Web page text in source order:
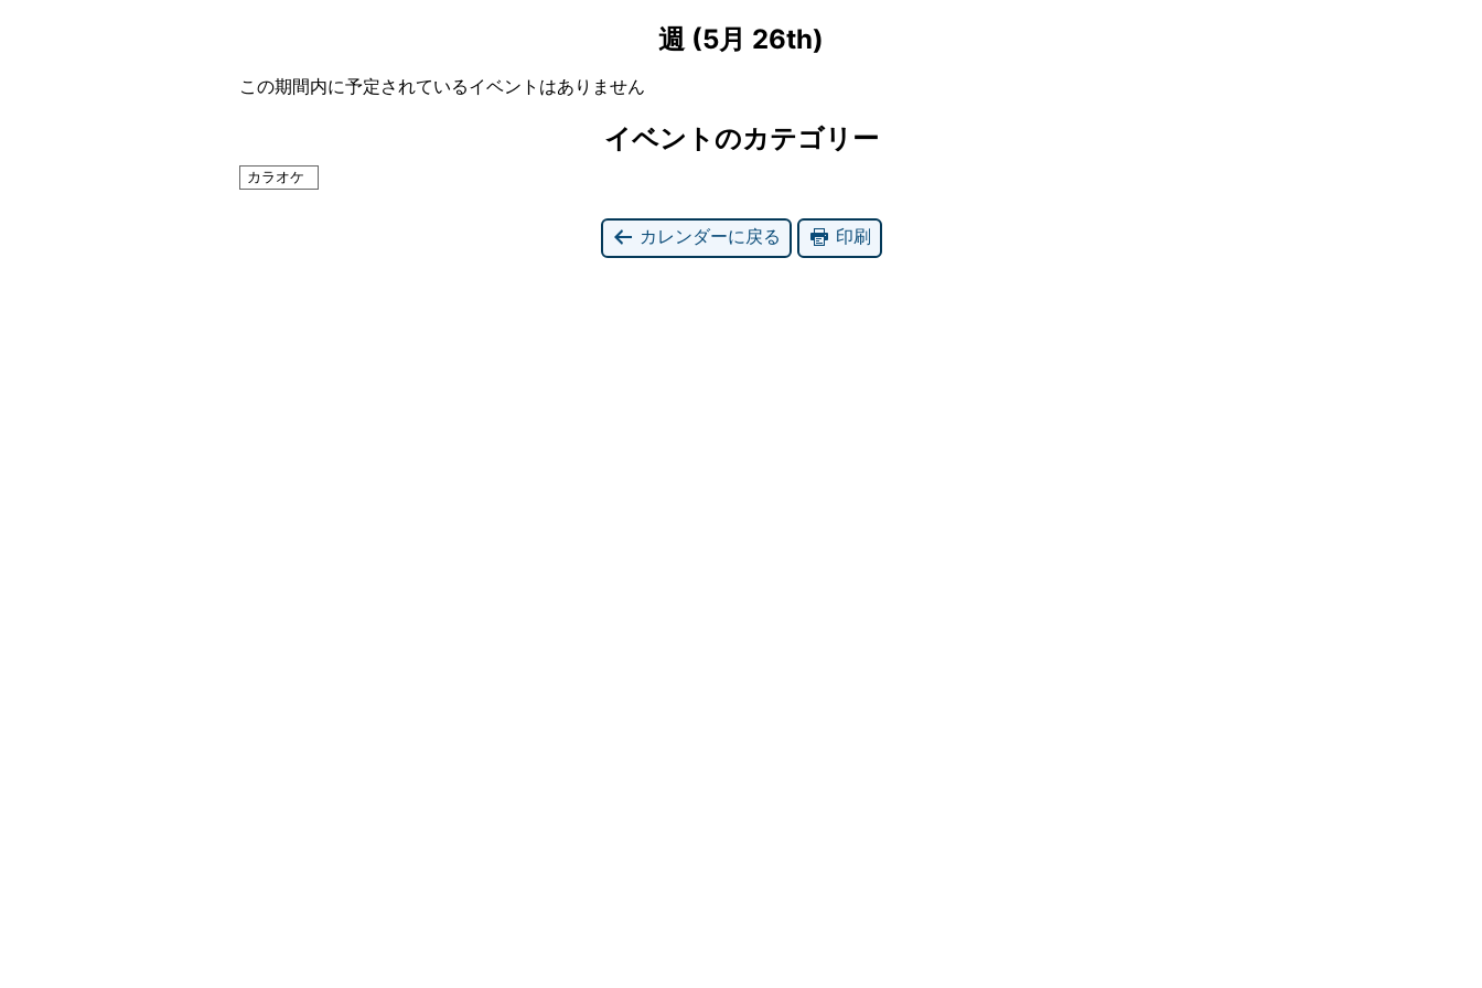
週 (5月 26th)
この期間内に予定されているイベントはありません
イベントのカテゴリー
カラオケ
カレンダーに戻る 印刷